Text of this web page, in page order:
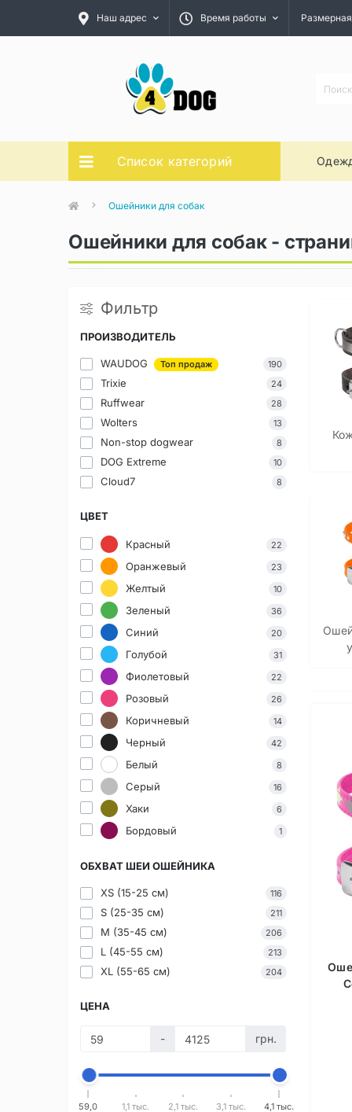
Наш адрес Время работы
Список категорий
Ошейники для собак
Ошейники для собак -
Фильтр
ПРОИЗВОДИТЕЛЬ
WAUDOG Топ продаж 190
Trixie 24
Ruffwear 28
Wolters 13
Non-stop dogwear 8
DOG Extreme 10
Cloud7 8
ЦВЕТ
Красный 22
Оранжевый 23
Желтый 10
Зеленый 36
Синий 20
Голубой 31
Фиолетовый 22
Розовый 26
Коричневый 14
Черный 42
Белый 8
Серый 16
Хаки 6
Бордовый 1
ОБХВАТ ШЕИ ОШЕЙНИКА
XS (15-25 см) 116
S (25-35 см) 211
M (35-45 см) 206
L (45-55 см) 213
XL (55-65 см) 204
ЦЕНА
- грн.
59,0 1,1 тыс. 2,1 тыс. 3,1 тыс. 4,1 тыс.